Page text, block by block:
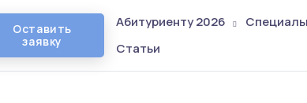
Оставить
заявку
Абитуриенту 2026
Статьи